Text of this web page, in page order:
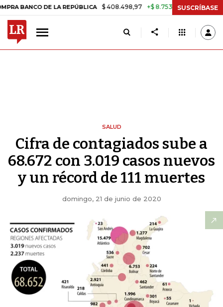
DE LA REPÚBLICA $ 408.498,97 +$ 8.753,81 +2,19% TASA DE
SUSCRÍBASE
SALUD
Cifra de contagiados sube a
68.672 con 3.019 casos nuevos
y un récord de 111 muertes
domingo, 21 de junio de 2020